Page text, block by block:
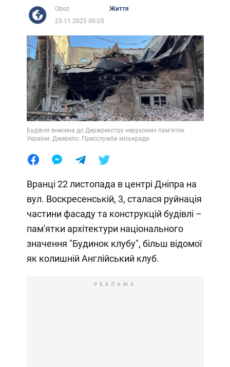
Oboz
Життя
23.11.2025 00:05
Будівля внесена до Держреєстру нерухомих пам'яток
України. Джерело: Пресслужба міськради
Вранці 22 листопада в центрі Дніпра на
вул. Воскресенській, 3, сталася руйнація
частини фасаду та конструкцій будівлі –
пам'ятки архітектури національного
значення "Будинок клубу", більш відомої
як колишній Англійський клуб.
РЕКЛАМА